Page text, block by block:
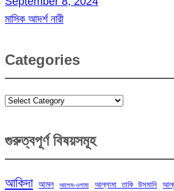
মাসিক আদর্শ নারী
Categories
Categories
গুরুত্বপূর্ণ বিষয়সমূহ
আকিদা আমল আলেম-ওলামা আল্লামা তাকি উসমানি